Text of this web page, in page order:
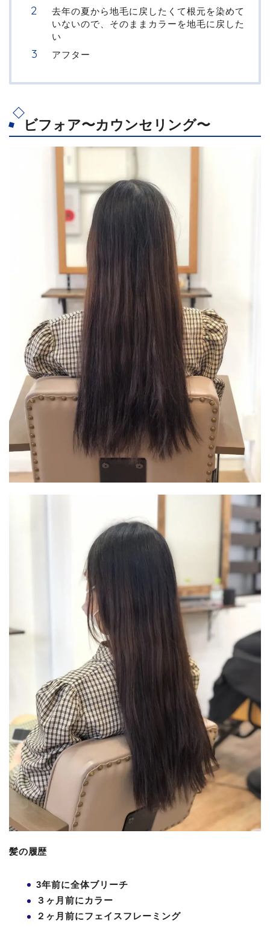
去年の夏から地毛に戻したくて根元を染めて
いないので、そのままカラーを地毛に戻した
い
アフター
ビフォア〜カウンセリング〜
髪の履歴
3年前に全体ブリーチ
３ヶ月前にカラー
２ヶ月前にフェイスフレーミング